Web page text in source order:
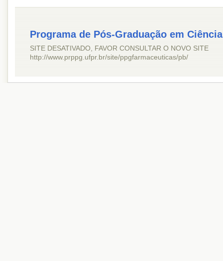
Programa de Pós-Graduação em
SITE DESATIVADO, FAVOR CONSULTAR O NOVO SITE
http://www.prppg.ufpr.br/site/ppgfarmaceuticas/pb/